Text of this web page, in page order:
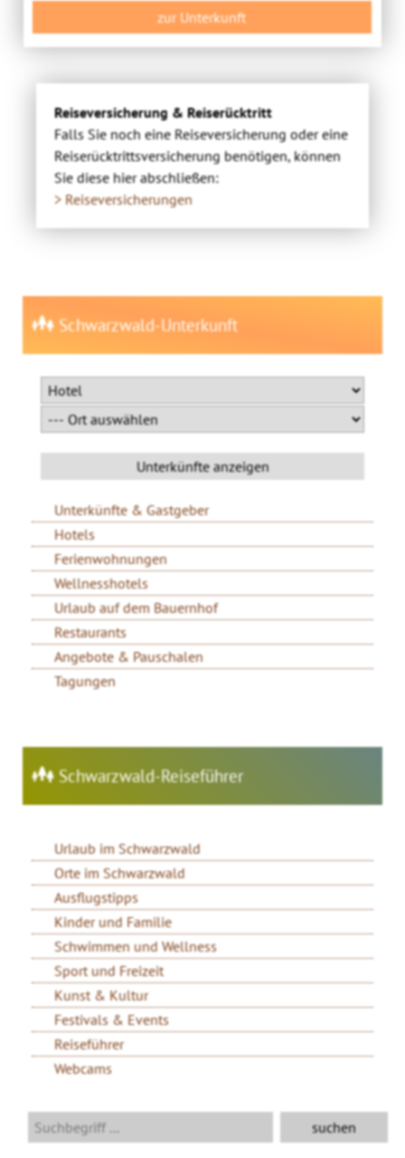
zur Unterkunft
Reiseversicherung & Reiserücktritt
Falls Sie noch eine Reiseversicherung oder eine
Reiserücktrittsversicherung benötigen, können
Sie diese hier abschließen:
> Reiseversicherungen
Schwarzwald-Unterkunft
Unterkünfte & Gastgeber
Hotels
Ferienwohnungen
Wellnesshotels
Urlaub auf dem Bauernhof
Restaurants
Angebote & Pauschalen
Tagungen
Schwarzwald-Reiseführer
Urlaub im Schwarzwald
Orte im Schwarzwald
Ausflugstipps
Kinder und Familie
Schwimmen und Wellness
Sport und Freizeit
Kunst & Kultur
Festivals & Events
Reiseführer
Webcams